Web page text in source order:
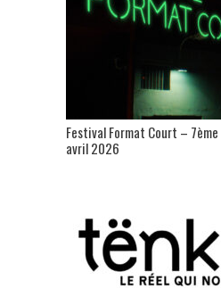
Festival Format Court –
avril 2026